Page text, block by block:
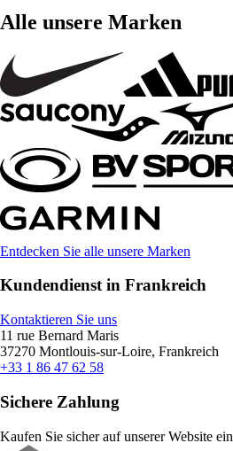
Alle unsere Marken
Entdecken Sie alle unsere Marken
Kundendienst in Frankreich
Kontaktieren Sie uns
11 rue Bernard Maris
37270 Montlouis-sur-Loire, Frankreich
+33 1 86 47 62 58
Sichere Zahlung
Kaufen Sie sicher auf unserer Website ein